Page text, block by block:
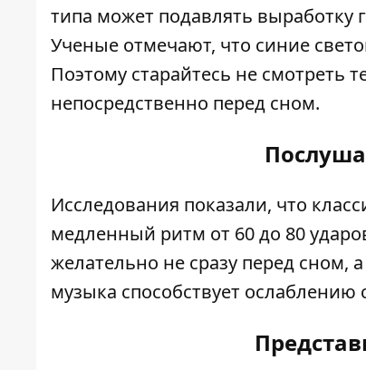
типа может подавлять выработку
Ученые отмечают, что синие
Поэтому старайтесь не смотреть
непосредственно перед сном.
Исследования показали, что
медленный ритм от 60 до 80
желательно не сразу перед сном,
музыка способствует